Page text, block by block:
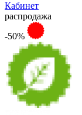
Кабинет
распродажа
-50%